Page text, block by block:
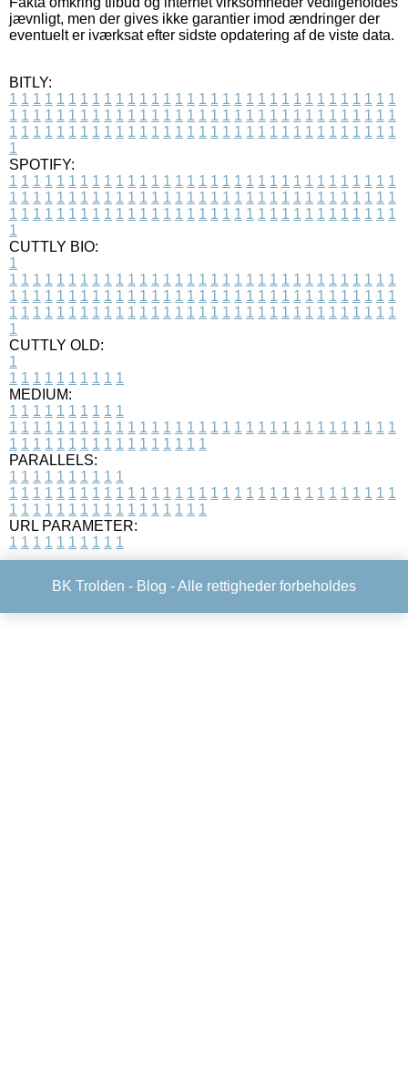
jævnligt, men der gives ikke garantier imod ændringer der
eventuelt er iværksat efter sidste opdatering af de viste data.
BITLY:
1 1 1 1 1 1 1 1 1 1 1 1 1 1 1 1 1 1 1 1 1 1 1 1 1 1 1 1 1 1 1 1 1
1 1 1 1 1 1 1 1 1 1 1 1 1 1 1 1 1 1 1 1 1 1 1 1 1 1 1 1 1 1 1 1 1
1 1 1 1 1 1 1 1 1 1 1 1 1 1 1 1 1 1 1 1 1 1 1 1 1 1 1 1 1 1 1 1 1
1
SPOTIFY:
1 1 1 1 1 1 1 1 1 1 1 1 1 1 1 1 1 1 1 1 1 1 1 1 1 1 1 1 1 1 1 1 1
1 1 1 1 1 1 1 1 1 1 1 1 1 1 1 1 1 1 1 1 1 1 1 1 1 1 1 1 1 1 1 1 1
1 1 1 1 1 1 1 1 1 1 1 1 1 1 1 1 1 1 1 1 1 1 1 1 1 1 1 1 1 1 1 1 1
1
CUTTLY BIO:
1
1 1 1 1 1 1 1 1 1 1 1 1 1 1 1 1 1 1 1 1 1 1 1 1 1 1 1 1 1 1 1 1 1
1 1 1 1 1 1 1 1 1 1 1 1 1 1 1 1 1 1 1 1 1 1 1 1 1 1 1 1 1 1 1 1 1
1 1 1 1 1 1 1 1 1 1 1 1 1 1 1 1 1 1 1 1 1 1 1 1 1 1 1 1 1 1 1 1 1
1
CUTTLY OLD:
1
1 1 1 1 1 1 1 1 1 1
MEDIUM:
1 1 1 1 1 1 1 1 1 1
1 1 1 1 1 1 1 1 1 1 1 1 1 1 1 1 1 1 1 1 1 1 1 1 1 1 1 1 1 1 1 1 1
1 1 1 1 1 1 1 1 1 1 1 1 1 1 1 1 1
PARALLELS:
1 1 1 1 1 1 1 1 1 1
1 1 1 1 1 1 1 1 1 1 1 1 1 1 1 1 1 1 1 1 1 1 1 1 1 1 1 1 1 1 1 1 1
1 1 1 1 1 1 1 1 1 1 1 1 1 1 1 1 1
URL PARAMETER:
1 1 1 1 1 1 1 1 1 1
BK Trolden - Blog - Alle rettigheder forbeholdes